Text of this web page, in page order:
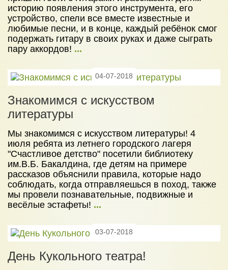
историю появления этого инструмента, его
устройство, спели все вместе известные и
любимые песни, и в конце, каждый ребёнок смог
подержать гитару в своих руках и даже сыграть
пару аккордов! ...
04-07-2018
Знакомимся с искусством
литературы
Мы знакомимся с искусством литературы! 4
июля ребята из летнего городского лагеря
"Счастливое детство" посетили библиотеку
им.В.Б. Бакалдина, где детям на примере
рассказов объяснили правила, которые надо
соблюдать, когда отправляешься в поход, также
мы провели познавательные, подвижные и
весёлые эстафеты! ...
03-07-2018
День Кукольного театра!